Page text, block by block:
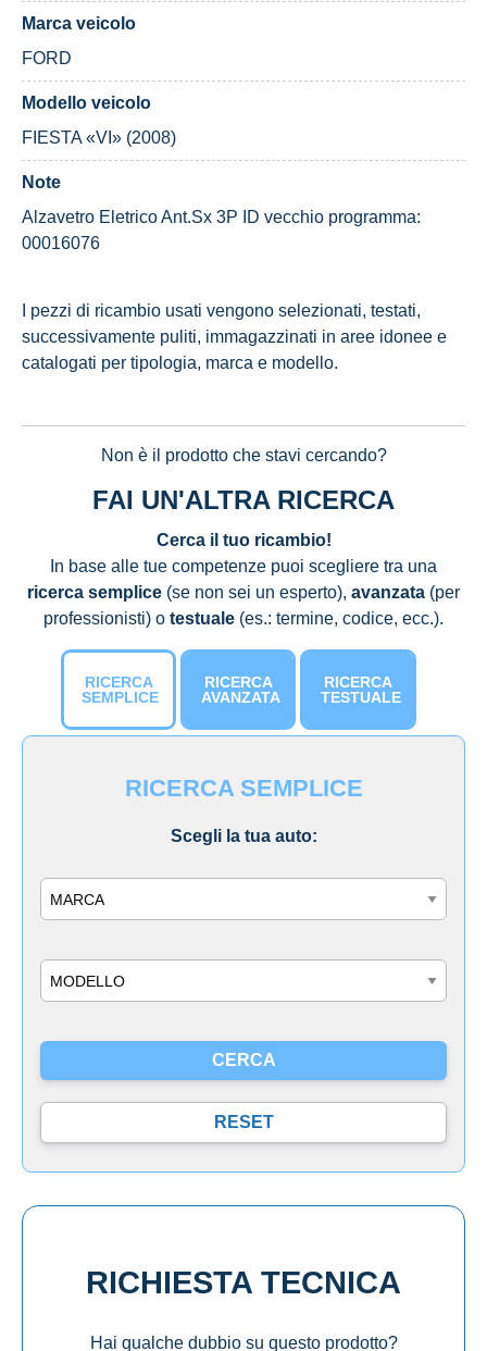
Marca veicolo
FORD
Modello veicolo
FIESTA «VI» (2008)
Note
Alzavetro Eletrico Ant.Sx 3P ID vecchio programma:
00016076
I pezzi di ricambio usati vengono selezionati, testati,
successivamente puliti, immagazzinati in aree idonee e
catalogati per tipologia, marca e modello.
Non è il prodotto che stavi cercando?
FAI UN'ALTRA RICERCA
Cerca il tuo ricambio!
In base alle tue competenze puoi scegliere tra una
ricerca semplice (se non sei un esperto), avanzata (per
professionisti) o testuale (es.: termine, codice, ecc.).
RICERCA
SEMPLICE
RICERCA
AVANZATA
RICERCA
TESTUALE
RICERCA SEMPLICE
Scegli la tua auto:
RICHIESTA TECNICA
Hai qualche dubbio su questo prodotto?